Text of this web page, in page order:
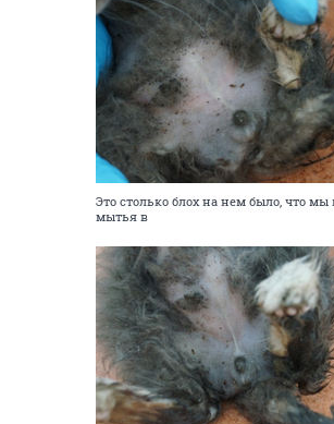
Это столько блох на нем было, что мы
мытья в